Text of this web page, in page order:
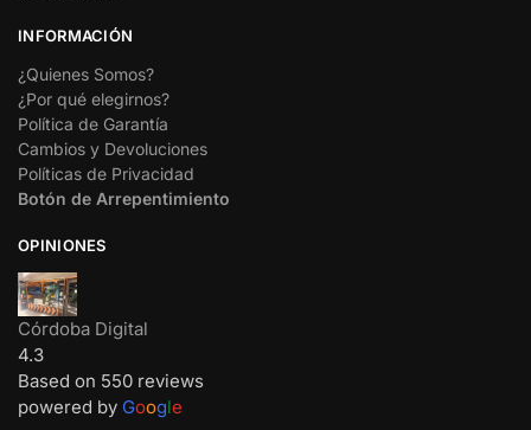
INFORMACIÓN
¿Quienes Somos?
¿Por qué elegirnos?
Política de Garantía
Cambios y Devoluciones
Políticas de Privacidad
Botón de Arrepentimiento
OPINIONES
Córdoba Digital
4.3
Based on 550 reviews
powered by Google